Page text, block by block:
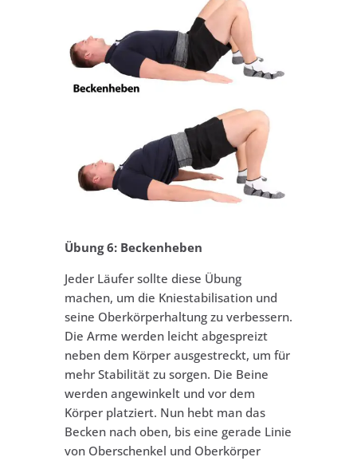
Übung 6: Beckenheben
Jeder Läufer sollte diese Übung
machen, um die Kniestabilisation und
seine Oberkörperhaltung zu verbessern.
Die Arme werden leicht abgespreizt
neben dem Körper ausgestreckt, um für
mehr Stabilität zu sorgen. Die Beine
werden angewinkelt und vor dem
Körper platziert. Nun hebt man das
Becken nach oben, bis eine gerade Linie
von Oberschenkel und Oberkörper